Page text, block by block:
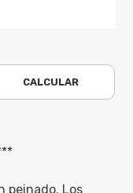
CALCULAR
peinado. Los